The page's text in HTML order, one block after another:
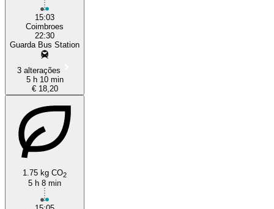
15:03
Coimbroes
22:30
Guarda Bus Station
3 alterações
5 h 10 min
€ 18,20
1.75 kg CO2
5 h 8 min